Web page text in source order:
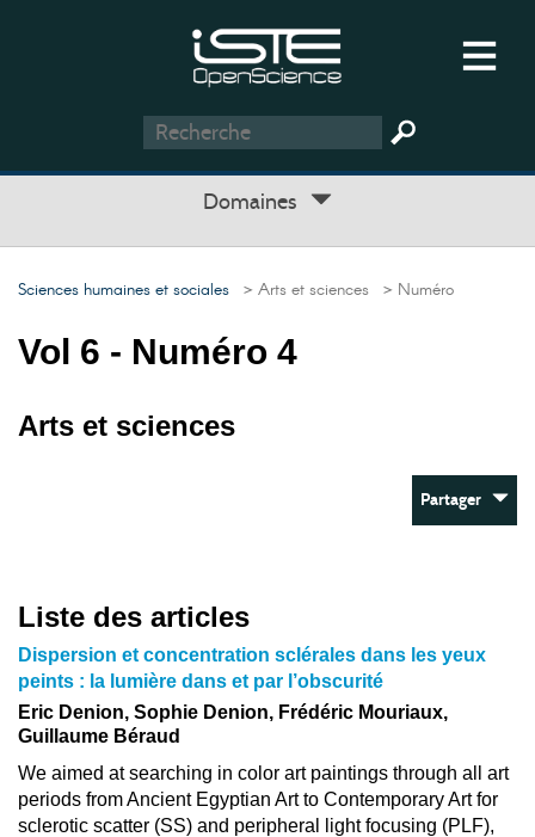
Domaines
Sciences humaines et sociales > Arts et sciences > Numéro
Vol 6 - Numéro 4
Arts et sciences
Partager
Liste des articles
Dispersion et concentration sclérales dans les yeux
peints : la lumière dans et par l’obscurité
Eric Denion, Sophie Denion, Frédéric Mouriaux,
Guillaume Béraud
We aimed at searching in color art paintings through all art
periods from Ancient Egyptian Art to Contemporary Art for
sclerotic scatter (SS) and peripheral light focusing (PLF),